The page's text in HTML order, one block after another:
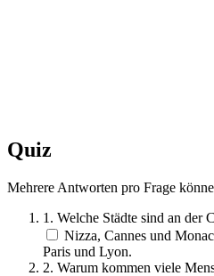
Quiz
Mehrere Antworten pro Frage
1. Welche Städte sind an der
Nizza, Cannes und
Paris und Lyon.
2. Warum kommen viele